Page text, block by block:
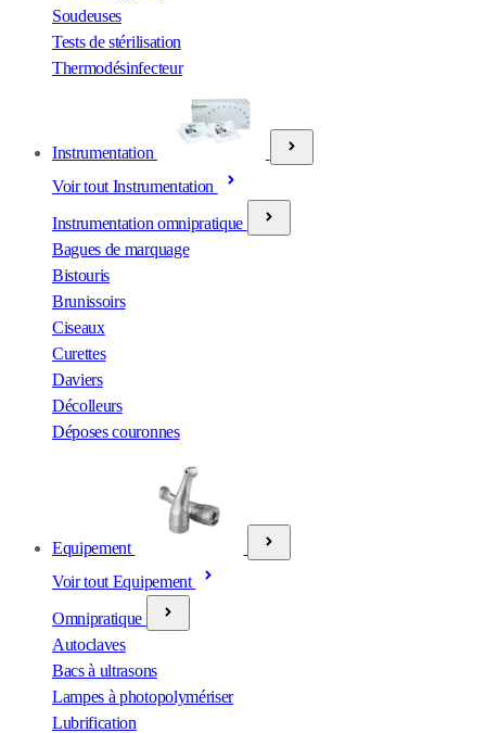
Soudeuses
Tests de stérilisation
Thermodésinfecteur
Instrumentation
Voir tout Instrumentation
Instrumentation omnipratique
Bagues de marquage
Bistouris
Brunissoirs
Ciseaux
Curettes
Daviers
Décolleurs
Déposes couronnes
Equipement
Voir tout Equipement
Omnipratique
Autoclaves
Bacs à ultrasons
Lampes à photopolymériser
Lubrification